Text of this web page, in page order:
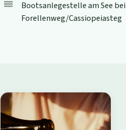
Bootsanlegestelle am See bei
Forellenweg/Cassiopeiasteg